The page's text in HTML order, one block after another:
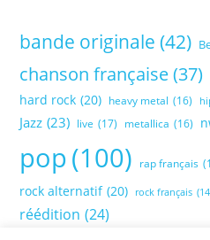
bande originale (42)
chanson française (37)
hard rock (20) heavy metal (16)
Jazz (23) live (17) metallica (16)
pop(100) rap français
rock alternatif (20) rock français
réédition (24)